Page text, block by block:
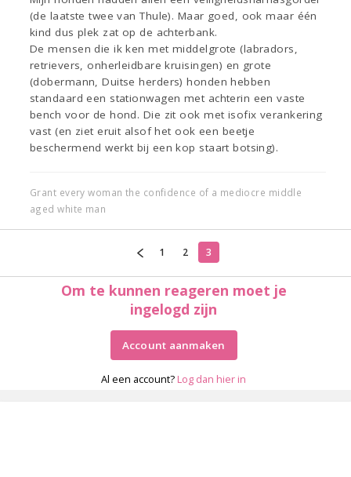
(de laatste twee van Thule). Maar goed, ook maar één
kind dus plek zat op de achterbank.
De mensen die ik ken met middelgrote (labradors,
retrievers, onherleidbare kruisingen) en grote
(dobermann, Duitse herders) honden hebben
standaard een stationwagen met achterin een vaste
bench voor de hond. Die zit ook met isofix verankering
vast (en ziet eruit alsof het ook een beetje
beschermend werkt bij een kop staart botsing).
Grant every woman the confidence of a mediocre middle
aged white man
1 2 3
Om te kunnen reageren moet je
ingelogd zijn
Account aanmaken
Al een account? Log dan hier in